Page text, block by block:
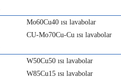
Mo60Cu40 ısı lavabolar
CU-Mo70Cu-Cu ısı lavabolar
W50Cu50 ısı lavabolar
W85Cu15 ısı lavabolar